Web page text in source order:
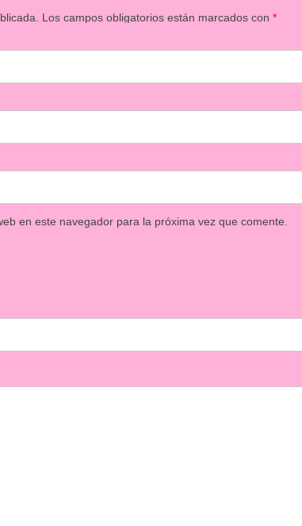
Los campos obligatorios están marcados con*
en este navegador para la próxima vez que comente.